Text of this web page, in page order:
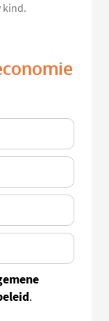
kind.
.